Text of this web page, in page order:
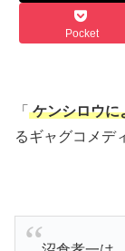
Pocket
「 ケンシロウに
るギャグコメデ